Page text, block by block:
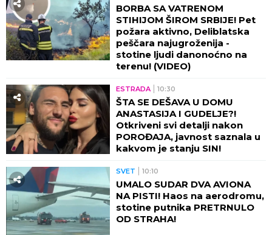
BORBA SA VATRENOM
STIHIJOM ŠIROM SRBIJE! Pet
požara aktivno, Deliblatska
peščara najugroženija -
stotine ljudi danonoćno na
terenu! (VIDEO)
ESTRADA 10:30
ŠTA SE DEŠAVA U DOMU
ANASTASIJA I GUDELJE?!
Otkriveni svi detalji nakon
POROĐAJA, javnost saznala u
kakvom je stanju SIN!
SVET 10:10
UMALO SUDAR DVA AVIONA
NA PISTI! Haos na aerodromu,
stotine putnika PRETRNULO
OD STRAHA!